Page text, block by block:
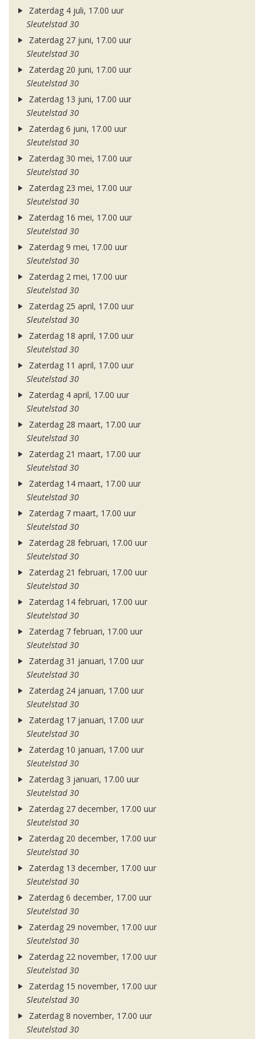
Zaterdag 4 juli, 17.00 uur
Sleutelstad 30
Zaterdag 27 juni, 17.00 uur
Sleutelstad 30
Zaterdag 20 juni, 17.00 uur
Sleutelstad 30
Zaterdag 13 juni, 17.00 uur
Sleutelstad 30
Zaterdag 6 juni, 17.00 uur
Sleutelstad 30
Zaterdag 30 mei, 17.00 uur
Sleutelstad 30
Zaterdag 23 mei, 17.00 uur
Sleutelstad 30
Zaterdag 16 mei, 17.00 uur
Sleutelstad 30
Zaterdag 9 mei, 17.00 uur
Sleutelstad 30
Zaterdag 2 mei, 17.00 uur
Sleutelstad 30
Zaterdag 25 april, 17.00 uur
Sleutelstad 30
Zaterdag 18 april, 17.00 uur
Sleutelstad 30
Zaterdag 11 april, 17.00 uur
Sleutelstad 30
Zaterdag 4 april, 17.00 uur
Sleutelstad 30
Zaterdag 28 maart, 17.00 uur
Sleutelstad 30
Zaterdag 21 maart, 17.00 uur
Sleutelstad 30
Zaterdag 14 maart, 17.00 uur
Sleutelstad 30
Zaterdag 7 maart, 17.00 uur
Sleutelstad 30
Zaterdag 28 februari, 17.00 uur
Sleutelstad 30
Zaterdag 21 februari, 17.00 uur
Sleutelstad 30
Zaterdag 14 februari, 17.00 uur
Sleutelstad 30
Zaterdag 7 februari, 17.00 uur
Sleutelstad 30
Zaterdag 31 januari, 17.00 uur
Sleutelstad 30
Zaterdag 24 januari, 17.00 uur
Sleutelstad 30
Zaterdag 17 januari, 17.00 uur
Sleutelstad 30
Zaterdag 10 januari, 17.00 uur
Sleutelstad 30
Zaterdag 3 januari, 17.00 uur
Sleutelstad 30
Zaterdag 27 december, 17.00 uur
Sleutelstad 30
Zaterdag 20 december, 17.00 uur
Sleutelstad 30
Zaterdag 13 december, 17.00 uur
Sleutelstad 30
Zaterdag 6 december, 17.00 uur
Sleutelstad 30
Zaterdag 29 november, 17.00 uur
Sleutelstad 30
Zaterdag 22 november, 17.00 uur
Sleutelstad 30
Zaterdag 15 november, 17.00 uur
Sleutelstad 30
Zaterdag 8 november, 17.00 uur
Sleutelstad 30